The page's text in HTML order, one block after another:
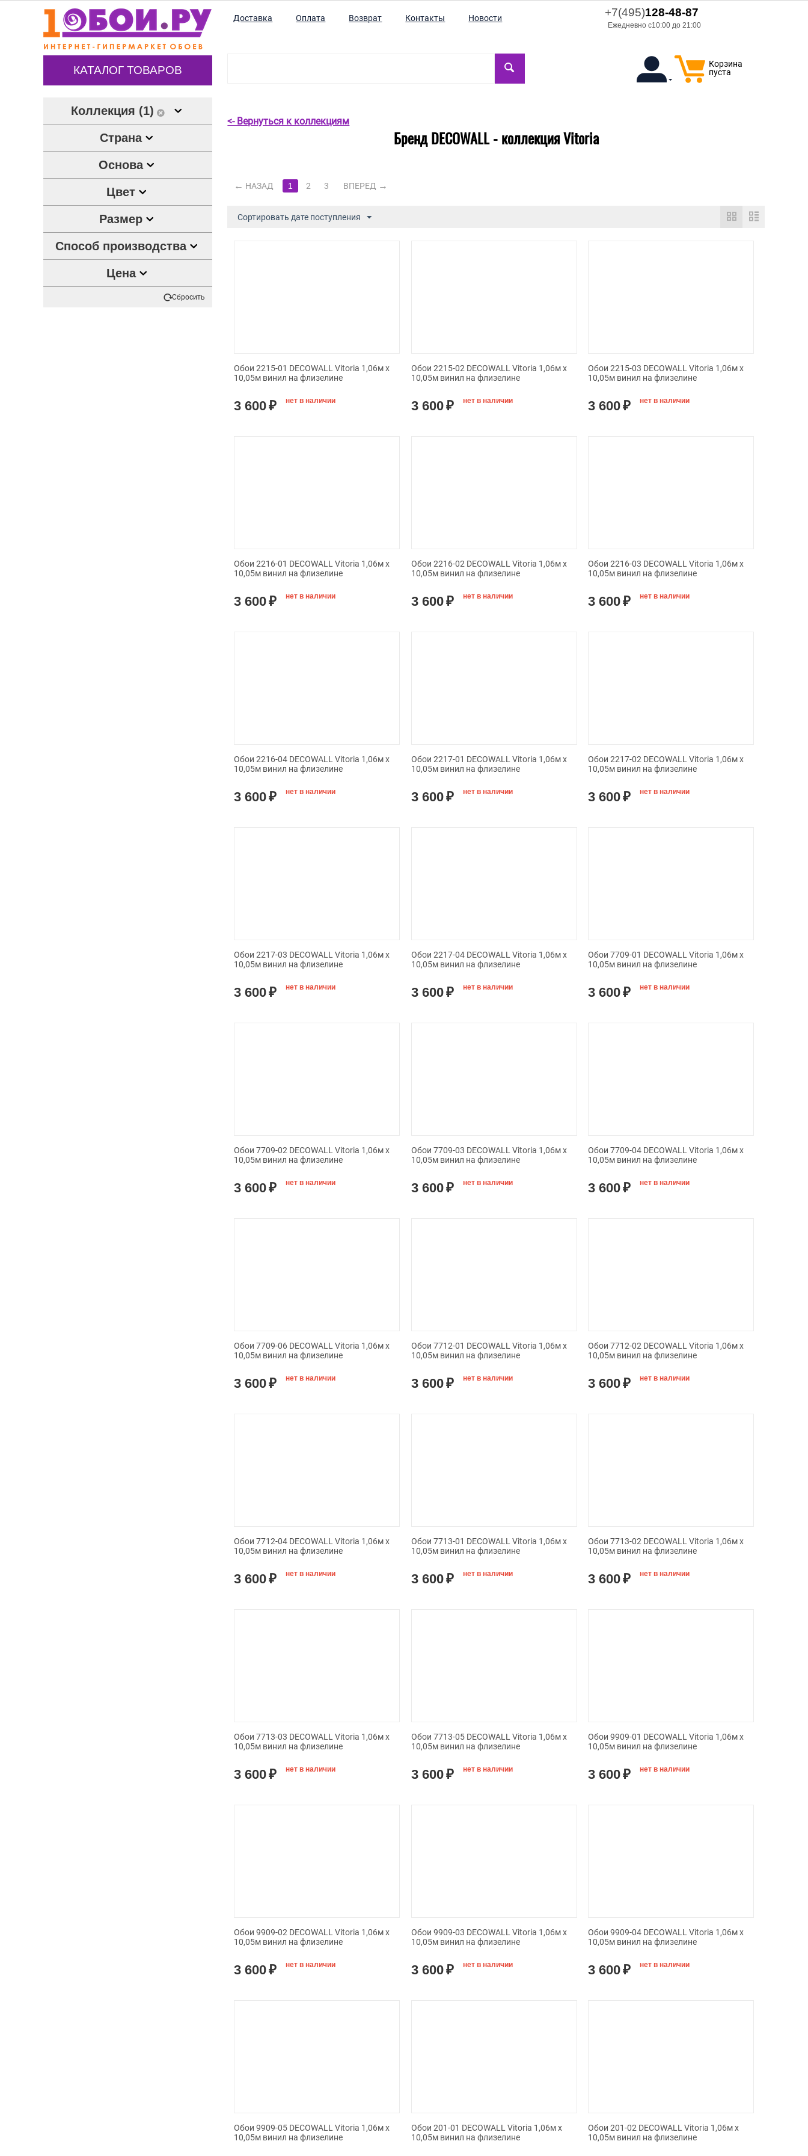
КАТАЛОГ ТОВАРОВ
Доставка Оплата Возврат Контакты Новости +7(495)128-48-87
Ежедневно с10:00 до 21:00
Корзина
пуста
Коллекция (1)
Страна
Основа
Цвет
Размер
Способ производства
Цена
Сбросить
<- Вернуться к коллекциям
Бренд DECOWALL - коллекция Vitoria
НАЗАД 1 2 3 ВПЕРЕД
Сортировать дате поступления
Обои 2215-01 DECOWALL Vitoria 1,06м х
10,05м винил на флизелине
3 600₽ нет в наличии
Обои 2215-02 DECOWALL Vitoria 1,06м х
10,05м винил на флизелине
3 600₽ нет в наличии
Обои 2215-03 DECOWALL Vitoria 1,06м х
10,05м винил на флизелине
3 600₽ нет в наличии
Обои 2216-01 DECOWALL Vitoria 1,06м х
10,05м винил на флизелине
3 600₽ нет в наличии
Обои 2216-02 DECOWALL Vitoria 1,06м х
10,05м винил на флизелине
3 600₽ нет в наличии
Обои 2216-03 DECOWALL Vitoria 1,06м х
10,05м винил на флизелине
3 600₽ нет в наличии
Обои 2216-04 DECOWALL Vitoria 1,06м х
10,05м винил на флизелине
3 600₽ нет в наличии
Обои 2217-01 DECOWALL Vitoria 1,06м х
10,05м винил на флизелине
3 600₽ нет в наличии
Обои 2217-02 DECOWALL Vitoria 1,06м х
10,05м винил на флизелине
3 600₽ нет в наличии
Обои 2217-03 DECOWALL Vitoria 1,06м х
10,05м винил на флизелине
3 600₽ нет в наличии
Обои 2217-04 DECOWALL Vitoria 1,06м х
10,05м винил на флизелине
3 600₽ нет в наличии
Обои 7709-01 DECOWALL Vitoria 1,06м х
10,05м винил на флизелине
3 600₽ нет в наличии
Обои 7709-02 DECOWALL Vitoria 1,06м х
10,05м винил на флизелине
3 600₽ нет в наличии
Обои 7709-03 DECOWALL Vitoria 1,06м х
10,05м винил на флизелине
3 600₽ нет в наличии
Обои 7709-04 DECOWALL Vitoria 1,06м х
10,05м винил на флизелине
3 600₽ нет в наличии
Обои 7709-06 DECOWALL Vitoria 1,06м х
10,05м винил на флизелине
3 600₽ нет в наличии
Обои 7712-01 DECOWALL Vitoria 1,06м х
10,05м винил на флизелине
3 600₽ нет в наличии
Обои 7712-02 DECOWALL Vitoria 1,06м х
10,05м винил на флизелине
3 600₽ нет в наличии
Обои 7712-04 DECOWALL Vitoria 1,06м х
10,05м винил на флизелине
3 600₽ нет в наличии
Обои 7713-01 DECOWALL Vitoria 1,06м х
10,05м винил на флизелине
3 600₽ нет в наличии
Обои 7713-02 DECOWALL Vitoria 1,06м х
10,05м винил на флизелине
3 600₽ нет в наличии
Обои 7713-03 DECOWALL Vitoria 1,06м х
10,05м винил на флизелине
3 600₽ нет в наличии
Обои 7713-05 DECOWALL Vitoria 1,06м х
10,05м винил на флизелине
3 600₽ нет в наличии
Обои 9909-01 DECOWALL Vitoria 1,06м х
10,05м винил на флизелине
3 600₽ нет в наличии
Обои 9909-02 DECOWALL Vitoria 1,06м х
10,05м винил на флизелине
3 600₽ нет в наличии
Обои 9909-03 DECOWALL Vitoria 1,06м х
10,05м винил на флизелине
3 600₽ нет в наличии
Обои 9909-04 DECOWALL Vitoria 1,06м х
10,05м винил на флизелине
3 600₽ нет в наличии
Обои 9909-05 DECOWALL Vitoria 1,06м х
10,05м винил на флизелине
Обои 201-01 DECOWALL Vitoria 1,06м х
10,05м винил на флизелине
Обои 201-02 DECOWALL Vitoria 1,06м х
10,05м винил на флизелине